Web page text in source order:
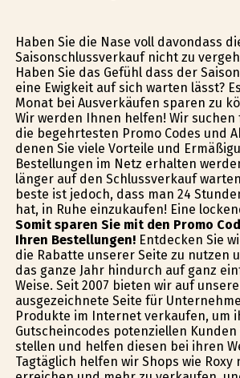
Haben Sie die Nase voll davondass
Saisonschlussverkauf nicht zu
Haben Sie das Gefühl dass der
eine Ewigkeit auf sich warten lässt?
Monat bei Ausverkäufen sparen zu
Wir werden Ihnen helfen! Wir suchen
die begehrtesten Promo Codes und
denen Sie viele Vorteile und
Bestellungen im Netz erhalten
länger auf den Schlussverkauf
beste ist jedoch, dass man 24
hat, in Ruhe einzukaufen! Eine
Somit sparen Sie mit den Promo
Ihren Bestellungen!Entdecken Sie
die Rabatte unserer Seite zu nutzen
das ganze Jahr hindurch auf ganz
Weise. Seit 2007 bieten wir auf
ausgezeichnete Seite für
Produkte im Internet verkaufen, um
Gutscheincodes potenziellen
stellen und helfen diesen bei ihren
Tagtäglich helfen wir Shops wie Roxy